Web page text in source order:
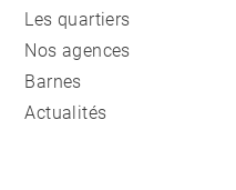
Les quartiers
Nos agences
Barnes
Actualités